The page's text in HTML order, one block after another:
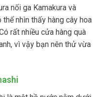
nối ga Kamakura và
nhìn thấy hàng cây hoa
rất nhiều cửa hàng quà
vì vậy bạn nên thử vừa